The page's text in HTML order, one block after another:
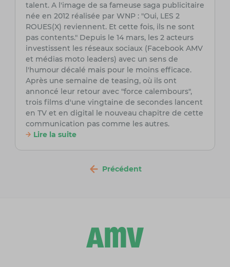
talent. A l'image de sa fameuse saga publicitaire
née en 2012 réalisée par WNP : "Oui, LES 2
ROUES(X) reviennent. Et cette fois, ils ne sont
pas contents." Depuis le 14 mars, les 2 acteurs
investissent les réseaux sociaux (Facebook AMV
et médias moto leaders) avec un sens de
l'humour décalé mais pour le moins efficace.
Après une semaine de teasing, où ils ont
annoncé leur retour avec "force calembours",
trois films d'une vingtaine de secondes lancent
en TV et en digital le nouveau chapitre de cette
communication pas comme les autres.
Lire la suite
Précédent